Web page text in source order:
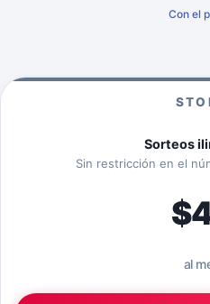
Con el
Sorteos
Sin restricción en el
al